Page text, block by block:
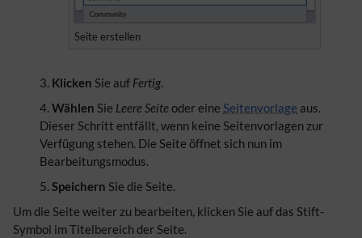
Seite erstellen
Klicken Sie auf Fertig.
Wählen Sie Leere Seiteoder eine Seitenvorlage aus.
Dieser Schritt entfällt, wenn keine Seitenvorlagen zur
Verfügung stehen. Die Seite öffnet sich nun im
Bearbeitungsmodus.
Speichern Sie die Seite.
Um die Seite weiter zu bearbeiten, klicken Sie auf das Stift-
Symbol im Titelbereich der Seite.